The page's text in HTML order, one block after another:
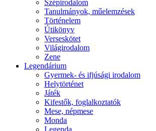
Szépirodalom
Tanulmányok, műelemzések
Történelem
Útikönyv
Verseskötet
Világirodalom
Zene
Legendárium
Gyermek- és ifjúsági irodalom
Helytörténet
Játék
Kifestők, foglalkoztatók
Mese, népmese
Monda
Legenda